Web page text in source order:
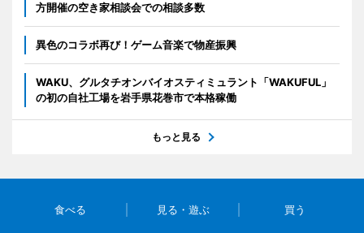
方開催の空き家相談会での相談多数
異色のコラボ再び！ゲーム音楽で物産振興
WAKU、グルタチオンバイオスティミュラント「WAKUFUL」
の初の自社工場を岩手県花巻市で本格稼働
もっと見る
食べる 見る・遊ぶ 買う